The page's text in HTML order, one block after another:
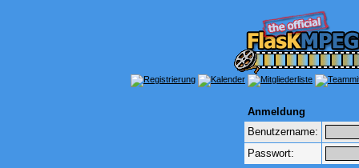
Anmeldung
Benutzername:
Passwort: